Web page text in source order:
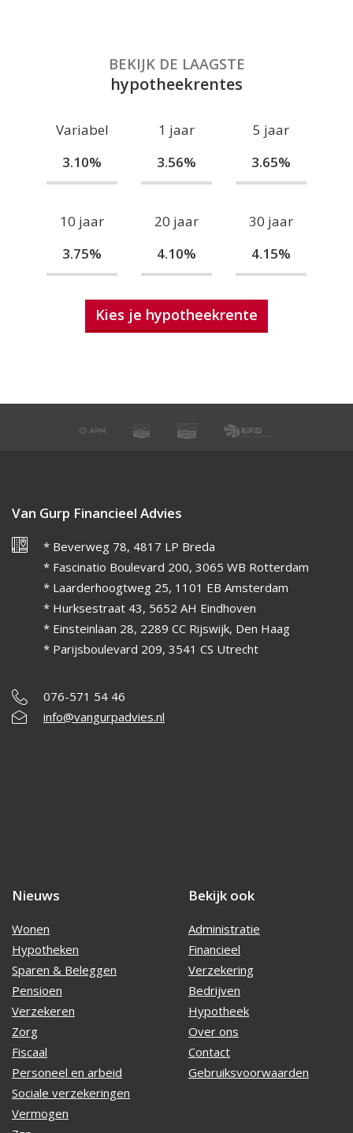
BEKIJK DE LAAGSTE
hypotheekrentes
Variabel
3.10%
1 jaar
3.56%
5 jaar
3.65%
10 jaar
3.75%
20 jaar
4.10%
30 jaar
4.15%
Kies je hypotheekrente
Van Gurp Financieel Advies
* Beverweg 78, 4817 LP Breda
* Fascinatio Boulevard 200, 3065 WB Rotterdam
* Laarderhoogtweg 25, 1101 EB Amsterdam
* Hurksestraat 43, 5652 AH Eindhoven
* Einsteinlaan 28, 2289 CC Rijswijk, Den Haag
* Parijsboulevard 209, 3541 CS Utrecht
076-571 54 46
info@vangurpadvies.nl
Nieuws
Wonen
Hypotheken
Sparen & Beleggen
Pensioen
Verzekeren
Zorg
Fiscaal
Personeel en arbeid
Sociale verzekeringen
Vermogen
Bekijk ook
Administratie
Financieel
Verzekering
Bedrijven
Hypotheek
Over ons
Contact
Gebruiksvoorwaarden